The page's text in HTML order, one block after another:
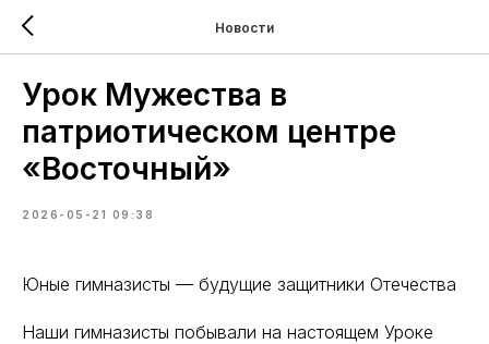
Новости
Урок Мужества в
патриотическом центре
«Восточный»
2026-05-21 09:38
Юные гимназисты — будущие защитники Отечества
Наши гимназисты побывали на настоящем Уроке